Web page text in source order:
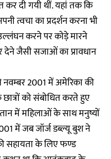
कर दी गयी थीं. यहां तक कि
त्वचा का प्रदर्शन करना भी
उल्लंघन करने पर कोड़े मारने
देने जैसी सजाओं का प्रावधान
नवम्बर 2001 में अमेरिका की
को संबोधित करते हुए
में महिलाओं के साथ मनुष्यों
में जब जॉर्ज डब्ल्यू बुश ने
सहायता के लिए फण्ड